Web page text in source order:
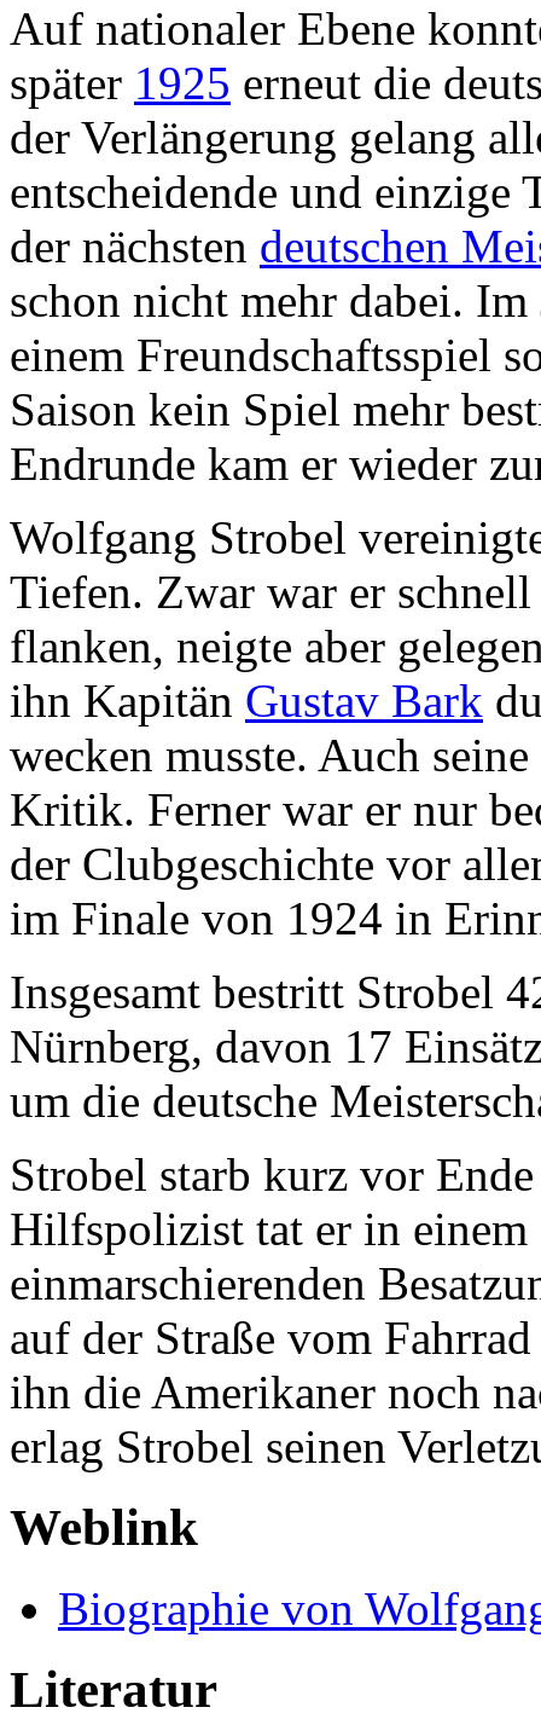
Auf nationaler Ebene
später 1925 erneut die
der Verlängerung gelang
entscheidende und einzige
der nächsten deutschen
schon nicht mehr dabei.
einem Freundschaftsspiel
Saison kein Spiel mehr
Endrunde kam er wieder
Wolfgang Strobel
Tiefen. Zwar war er
flanken, neigte aber
ihn Kapitän Gustav Bark
wecken musste. Auch
Kritik. Ferner war er nur
der Clubgeschichte vor
im Finale von 1924 in
Insgesamt bestritt Strobel
Nürnberg, davon 17
um die deutsche
Strobel starb kurz vor
Hilfspolizist tat er in
einmarschierenden
auf der Straße vom
ihn die Amerikaner noch
erlag Strobel seinen
Weblink
Biographie von
Literatur